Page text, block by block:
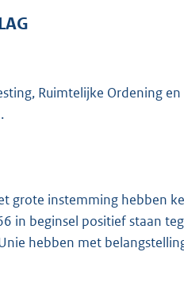
Ruimtelijke Ordening
grote instemming hebben
in beginsel positief staan
hebben met